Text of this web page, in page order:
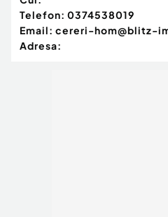
Telefon: 0374538019
Email: cereri-hom@blitz-
Adresa: